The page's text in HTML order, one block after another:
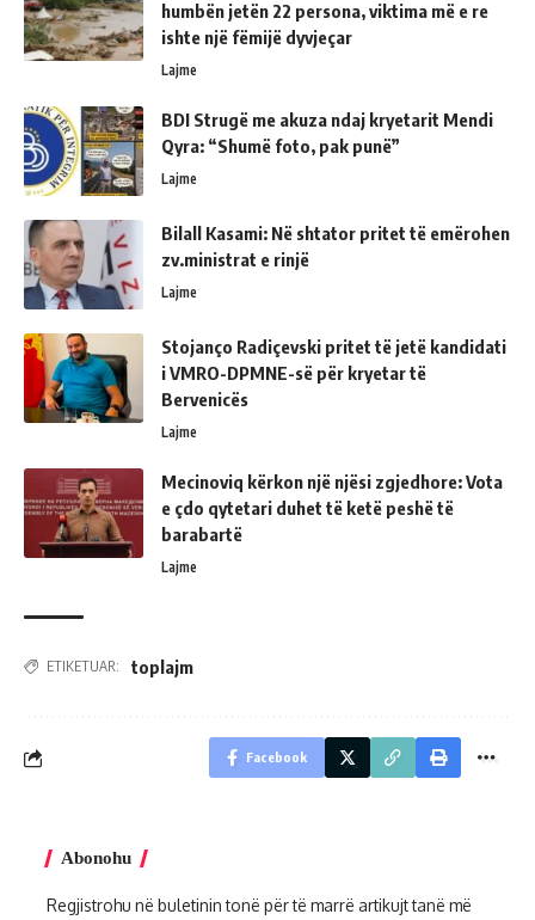
humbën jetën 22 persona, viktima më e re
ishte një fëmijë dyvjeçar
Lajme
BDI Strugë me akuza ndaj kryetarit Mendi
Qyra: “Shumë foto, pak punë”
Lajme
Bilall Kasami: Në shtator pritet të emërohen
zv.ministrat e rinjë
Lajme
Stojanço Radiçevski pritet të jetë kandidati
i VMRO-DPMNE-së për kryetar të
Bervenicës
Lajme
Mecinoviq kërkon një njësi zgjedhore: Vota
e çdo qytetari duhet të ketë peshë të
barabartë
Lajme
ETIKETUAR: toplajm
Facebook
Abonohu
Regjistrohu në buletinin tonë për të marrë artikujt tanë më